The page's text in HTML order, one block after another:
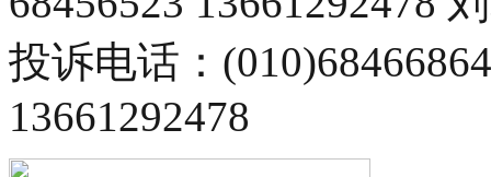
投诉电话：
13661292478